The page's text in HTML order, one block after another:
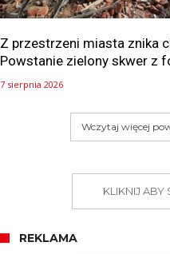
Z przestrzeni miasta znika
Powstanie zielony skwer z
7 sierpnia 2026
Wczytaj więcej
KLIKNIJ ABY
REKLAMA